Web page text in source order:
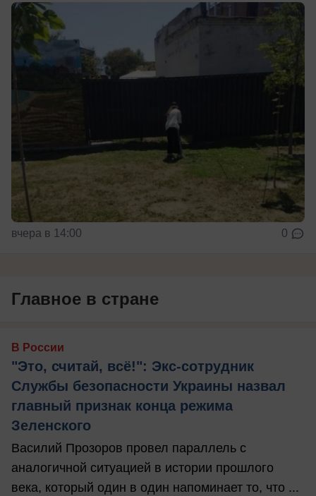
вчера в 14:00 0
Главное в стране
В России
"Это, считай, всё!": Экс-сотрудник
Службы безопасности Украины назвал
главный признак конца режима
Зеленского
Василий Прозоров провел параллель с
аналогичной ситуацией в истории прошлого
века, который один в один напоминает то, что ...